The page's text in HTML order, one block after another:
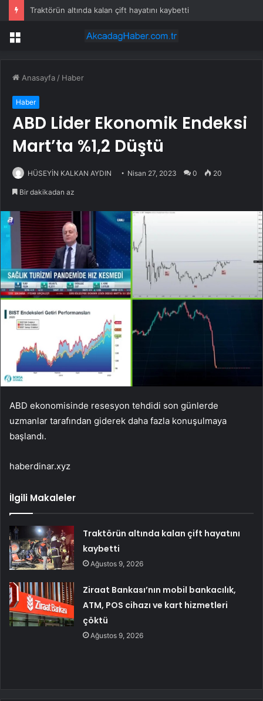
Traktörün altında kalan çift hayatını kaybetti
Menü
Anasayfa / Haber
Haber
ABD Lider Ekonomik Endeksi
Mart’ta %1,2 Düştü
HÜSEYİN KALKAN AYDIN Nisan 27, 2023 0 20
Bir dakikadan az
ABD ekonomisinde resesyon tehdidi son günlerde
uzmanlar tarafından giderek daha fazla konuşulmaya
başlandı.
haberdinar.xyz
İlgili Makaleler
Traktörün altında kalan çift hayatını
kaybetti
Ağustos 9, 2026
Ziraat Bankası’nın mobil bankacılık,
ATM, POS cihazı ve kart hizmetleri
çöktü
Ağustos 9, 2026